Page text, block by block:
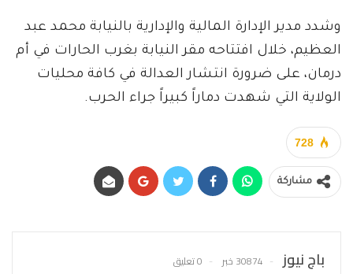
وشدد مدير الإدارة المالية والإدارية بالنيابة محمد عبد
العظيم، خلال افتتاحه مقر النيابة بغرب الحارات في أم
درمان، على ضرورة انتشار العدالة في كافة محليات
الولاية التي شهدت دماراً كبيراً جراء الحرب.
728
مشاركة
باج نيوز 30874 خبر 0 تعليق